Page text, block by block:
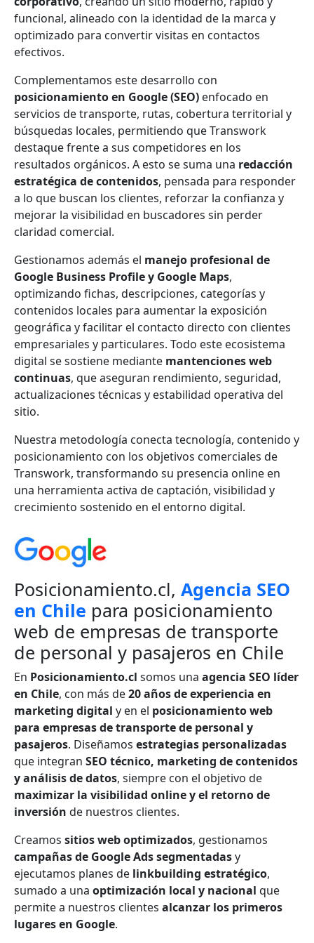
funcional, alineado con la identidad de la marca y
optimizado para convertir visitas en contactos
efectivos.
Complementamos este desarrollo con
posicionamiento en Google (SEO) enfocado en
servicios de transporte, rutas, cobertura territorial y
búsquedas locales, permitiendo que Transwork
destaque frente a sus competidores en los
resultados orgánicos. A esto se suma una redacción
estratégica de contenidos, pensada para responder
a lo que buscan los clientes, reforzar la confianza y
mejorar la visibilidad en buscadores sin perder
claridad comercial.
Gestionamos además el manejo profesional de
Google Business Profile y Google Maps,
optimizando fichas, descripciones, categorías y
contenidos locales para aumentar la exposición
geográfica y facilitar el contacto directo con clientes
empresariales y particulares. Todo este ecosistema
digital se sostiene mediante mantenciones web
continuas, que aseguran rendimiento, seguridad,
actualizaciones técnicas y estabilidad operativa del
sitio.
Nuestra metodología conecta tecnología, contenido y
posicionamiento con los objetivos comerciales de
Transwork, transformando su presencia online en
una herramienta activa de captación, visibilidad y
crecimiento sostenido en el entorno digital.
Posicionamiento.cl, Agencia SEO
en Chile para posicionamiento
web de empresas de transporte
de personal y pasajeros en Chile
En Posicionamiento.cl somos una agencia SEO líder
en Chile, con más de20 años de experiencia en
marketing digital y en el posicionamiento web
para empresas de transporte de personal y
pasajeros. Diseñamos estrategias personalizadas
que integran SEO técnico, marketing de contenidos
y análisis de datos, siempre con el objetivo de
maximizar la visibilidad online y el retorno de
inversión de nuestros clientes.
Creamos sitios web optimizados, gestionamos
campañas de Google Ads segmentadasy
ejecutamos planes de linkbuilding estratégico,
sumado a una optimización local y nacional que
permite a nuestros clientes alcanzar los primeros
lugares en Google.